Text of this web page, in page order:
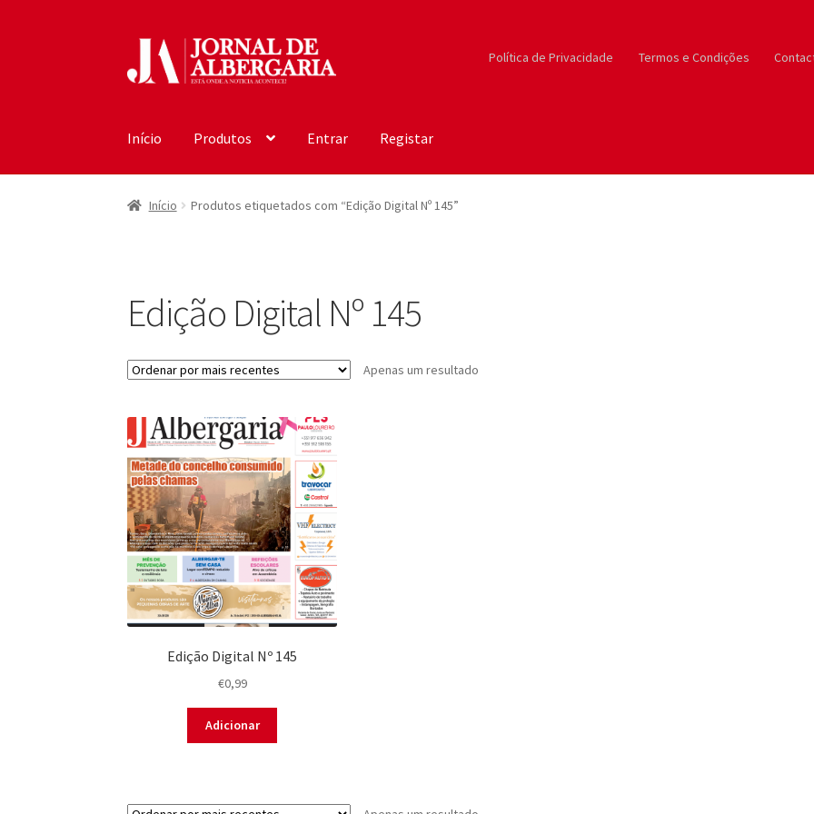
para
Saltar
para
Política de Privacidade Termos e Condições
Início Produtos Entrar Registar
Início Produtos etiquetados com “Edição Digital Nº 145”
Edição Digital Nº 145
Apenas um resultado
Edição Digital Nº 145
€0,99
Adicionar